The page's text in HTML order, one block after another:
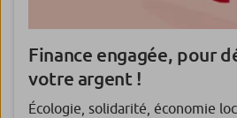
Finance engagée, pour
votre argent !
Écologie, solidarité, économie